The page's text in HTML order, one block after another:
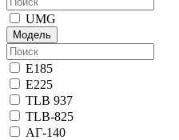
UMG
Модель
E185
E225
TLB 937
TLB-825
АГ-140